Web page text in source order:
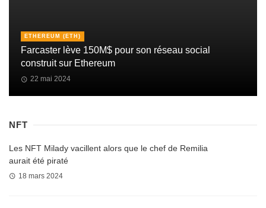
ETHEREUM (ETH)
Farcaster lève 150M$ pour son réseau social
construit sur Ethereum
22 mai 2024
NFT
Les NFT Milady vacillent alors que le chef de Remilia
aurait été piraté
18 mars 2024